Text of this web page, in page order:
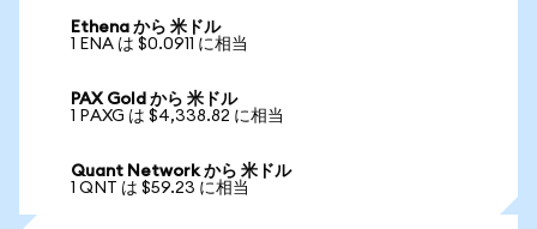
Ethena から 米ドル
1 ENA は $0.0911 に相当
PAX Gold から 米ドル
1 PAXG は $4,338.82 に相当
Quant Network から 米ドル
1 QNT は $59.23 に相当